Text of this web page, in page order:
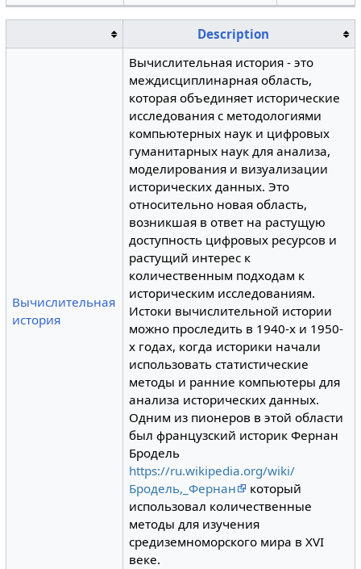
Description
Вычислительная
история
Вычислительная история - это
междисциплинарная область,
которая объединяет исторические
исследования с методологиями
компьютерных наук и цифровых
гуманитарных наук для анализа,
моделирования и визуализации
исторических данных. Это
относительно новая область,
возникшая в ответ на растущую
доступность цифровых ресурсов и
растущий интерес к
количественным подходам к
историческим исследованиям.
Истоки вычислительной истории
можно проследить в 1940-х и 1950-
х годах, когда историки начали
использовать статистические
методы и ранние компьютеры для
анализа исторических данных.
Одним из пионеров в этой области
был французский историк Фернан
Бродель
https://ru.wikipedia.org/wiki/
Бродель,_Фернан
который
использовал количественные
методы для изучения
средиземноморского мира в XVI
веке.